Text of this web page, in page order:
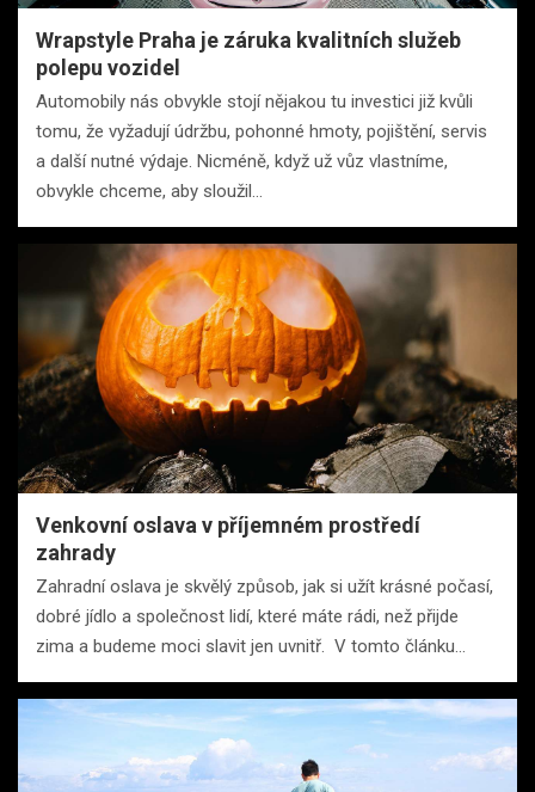
Wrapstyle Praha je záruka kvalitních služeb
polepu vozidel
Automobily nás obvykle stojí nějakou tu investici již kvůli
tomu, že vyžadují údržbu, pohonné hmoty, pojištění, servis
a další nutné výdaje. Nicméně, když už vůz vlastníme,
obvykle chceme, aby sloužil…
Venkovní oslava v příjemném prostředí
zahrady
Zahradní oslava je skvělý způsob, jak si užít krásné počasí,
dobré jídlo a společnost lidí, které máte rádi, než přijde
zima a budeme moci slavit jen uvnitř. V tomto článku…